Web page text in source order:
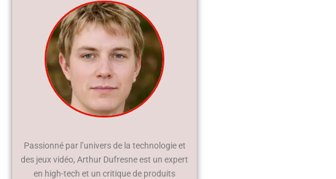
Passionné par l’univers de la technologie et
des jeux vidéo, Arthur Dufresne est un expert
en high-tech et un critique de produits